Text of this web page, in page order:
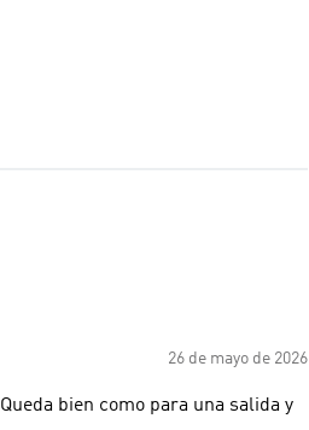
26 de mayo de 2026
bien como para una salida y